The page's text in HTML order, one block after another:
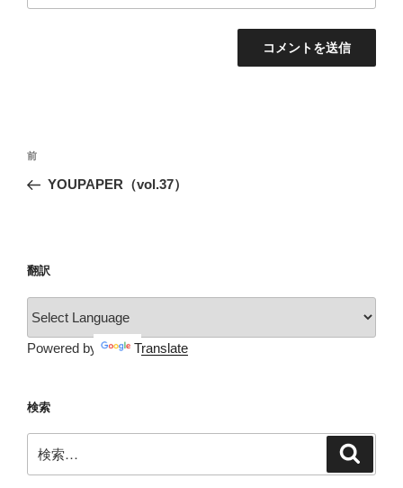
投
ナ
ー
シ
ョ
ン
前
の
前
YOUPAPER（vol.37）
翻訳
Powered by Translate
検索
索: